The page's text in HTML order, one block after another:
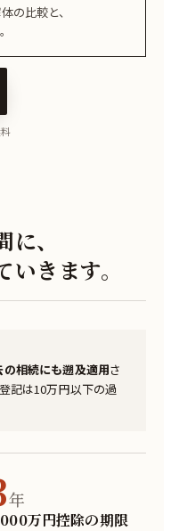
の比較と、
、
きます。
の相続にも遡及適用さ
記は10万円以下の過
年
万円控除の期限